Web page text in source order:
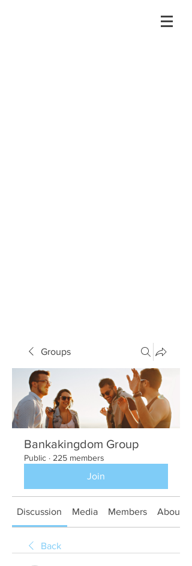
Groups
Bankakingdom Group
Public · 225 members
Join
Discussion Media Members About
Back